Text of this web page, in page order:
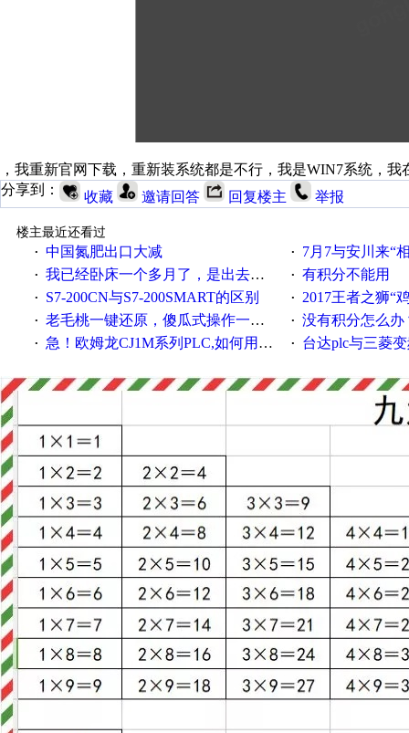
，我重新官网下载，重新装系统都是不行，我是WIN7系统，
分享到：
收藏 邀请回答 回复楼主 举报
楼主最近还看过
· 中国氮肥出口大减 · 7月7与安川来“
· 我已经卧床一个多月了，是出去安装机械手在高速遭遇车祸所致:大家工作都要特别注意啊 · 有积分不能用
· S7-200CN与S7-200SMART的区别 · 2017王者之狮“鸡”情签到
· 老毛桃一键还原，傻瓜式操作一键轻松备份还原；程序为向导式安装，一键即可实现自动备份或还原系统。 · 没有积分怎么办
· 急！欧姆龙CJ1M系列PLC,如何用时间控制变频器。要求时间在组态王中可以自由输入！拜托各位大神了！ · 台达plc与三菱